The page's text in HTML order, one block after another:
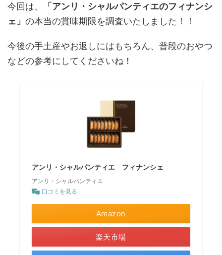
今回は、
「アンリ・シャルパンティエのフィナンシ
ェ」 の本当の賞味期限を調査いたしました！！
今後の手土産やお返しにはもちろん、普段のおやつ
などの参考にしてくださいね！
アンリ・シャルパンティエ フィナンシェ
アンリ・シャルパンティエ
口コミを見る
Amazon
楽天市場